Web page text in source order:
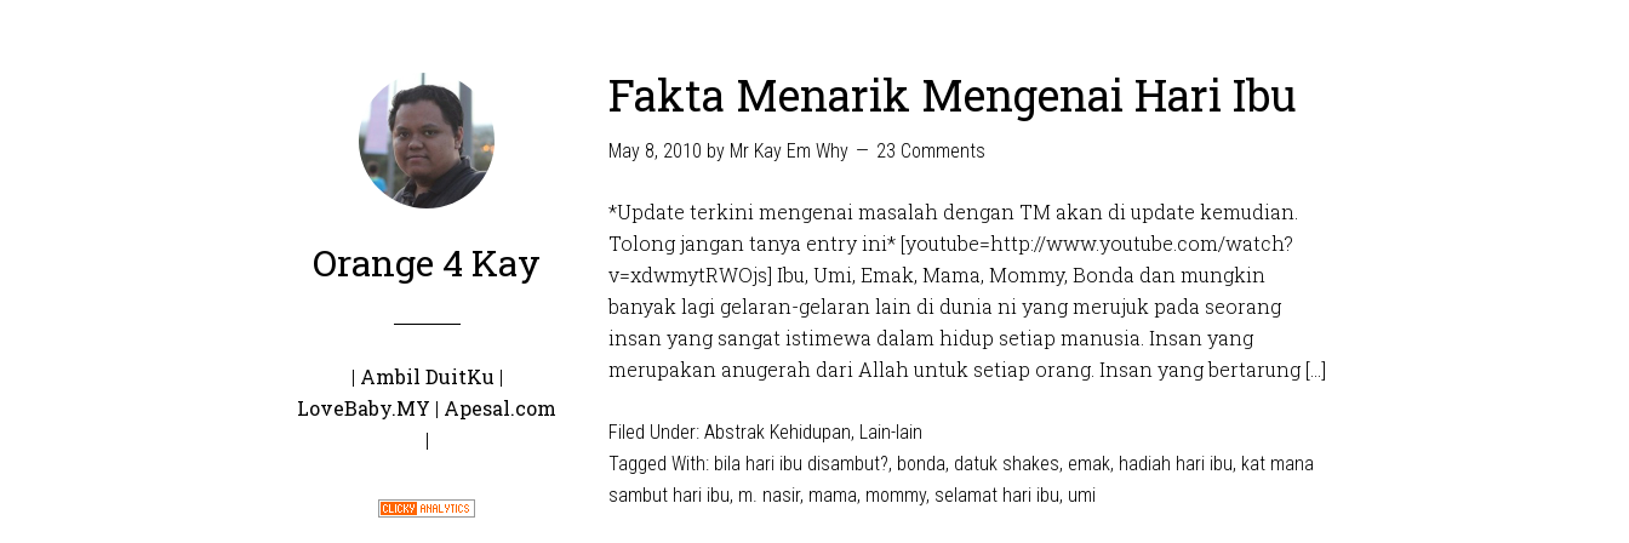
Orange 4 Kay
| Ambil DuitKu |
LoveBaby.MY | Apesal.com
|
Fakta Menarik Mengenai Hari Ibu
May 8, 2010 by Mr Kay Em Why 23 Comments
*Update terkini mengenai masalah dengan TM akan di update kemudian.
Tolong jangan tanya entry ini* [youtube=http://www.youtube.com/watch?
v=xdwmytRWOjs] Ibu, Umi, Emak, Mama, Mommy, Bonda dan mungkin
banyak lagi gelaran-gelaran lain di dunia ni yang merujuk pada seorang
insan yang sangat istimewa dalam hidup setiap manusia. Insan yang
merupakan anugerah dari Allah untuk setiap orang. Insan yang bertarung […]
Filed Under: Abstrak Kehidupan, Lain-lain
Tagged With: bila hari ibu disambut?, bonda, datuk shakes, emak, hadiah hari ibu, kat mana
sambut hari ibu, m. nasir, mama, mommy, selamat hari ibu, umi